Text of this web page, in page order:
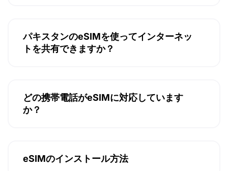
パキスタンのeSIMを使ってインターネッ
トを共有できますか？
どの携帯電話がeSIMに対応しています
か？
eSIMのインストール方法